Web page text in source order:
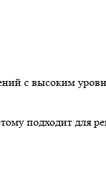
с высоким
подходит для